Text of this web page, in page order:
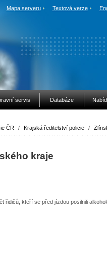
Mapa serveru Textová verze
servis Databáze
ČR / Krajská ředitelství policie /
kraje
řidičů, kteří se před jízdou posilnili